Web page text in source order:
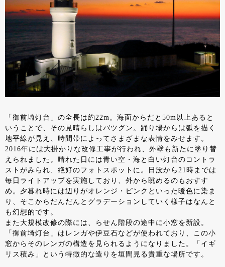
「御前埼灯台」の全長は約22m。海面からだと50m以上あると
いうことで、その見晴らしはバツグン。踊り場からは弧を描く
地平線が見え、時間帯によってさまざまな表情をみせます。
2016年には大掛かりな改修工事が行われ、外壁も新たに塗り替
えられました。晴れた日には青い空・海と白い灯台のコントラ
ストがみられ、絶好のフォトスポットに。日没から21時までは
毎日ライトアップを実施しており、外から眺めるのもおすす
め。夕暮れ時には辺りがオレンジ・ピンクといった暖色に染ま
り、そこからだんだんとグラデーションしていく様子はなんと
も幻想的です。
また大規模改修の際には、らせん階段の途中に小窓を新設。
「御前埼灯台」はレンガや伊豆石などが使われており、この小
窓からそのレンガの構造を見られるようになりました。「イギ
リス積み」という特徴的な造りを垣間見る貴重な場所です。